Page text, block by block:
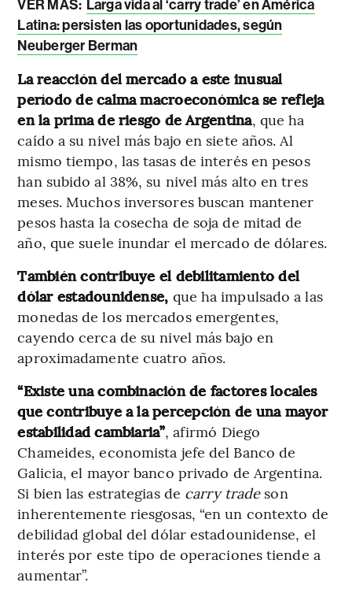
VER MÁS: Larga vida al ‘carry trade’ en América
Latina: persisten las oportunidades, según
Neuberger Berman
La reacción del mercado a este inusual
período de calma macroeconómica se refleja
en la prima de riesgo de Argentina, que ha
caído a su nivel más bajo en siete años. Al
mismo tiempo, las tasas de interés en pesos
han subido al 38%, su nivel más alto en tres
meses. Muchos inversores buscan mantener
pesos hasta la cosecha de soja de mitad de
año, que suele inundar el mercado de dólares.
También contribuye el debilitamiento del
dólar estadounidense, que ha impulsado a las
monedas de los mercados emergentes,
cayendo cerca de su nivel más bajo en
aproximadamente cuatro años.
“Existe una combinación de factores locales
que contribuye a la percepción de una mayor
estabilidad cambiaria”, afirmó Diego
Chameides, economista jefe del Banco de
Galicia, el mayor banco privado de Argentina.
Si bien las estrategias de carry tradeson
inherentemente riesgosas, “en un contexto de
debilidad global del dólar estadounidense, el
interés por este tipo de operaciones tiende a
aumentar”.